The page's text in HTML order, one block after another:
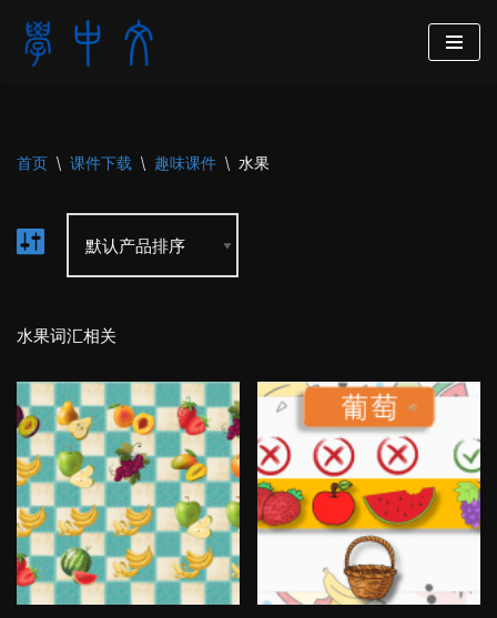
跳
首页 \ 课件下载 \ 趣味课件 \ 水果
水果词汇相关